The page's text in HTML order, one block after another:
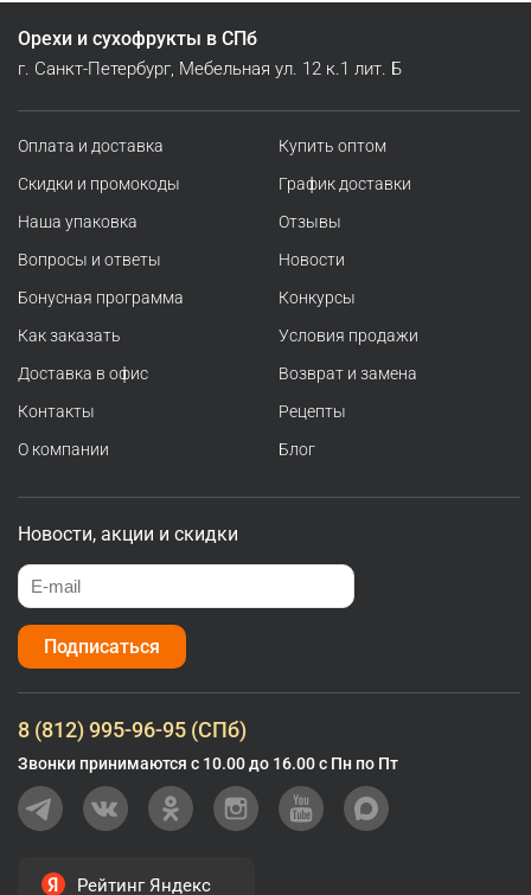
Орехи и сухофрукты в СПб
г. Санкт-Петербург, Мебельная ул. 12 к.1 лит. Б
Оплата и доставка
Скидки и промокоды
Наша упаковка
Вопросы и ответы
Бонусная программа
Как заказать
Доставка в офис
Контакты
О компании
Купить оптом
График доставки
Отзывы
Новости
Конкурсы
Условия продажи
Возврат и замена
Рецепты
Блог
Новости, акции и скидки
Подписаться
8 (812) 995-96-95 (СПб)
Звонки принимаются с 10.00 до 16.00 с Пн по Пт
Рейтинг Яндекс